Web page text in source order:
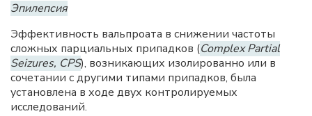
Эпилепсия
Эффективность вальпроата в снижении частоты
сложных парциальных припадков (Complex Partial
Seizures, CPS), возникающих изолированно или в
сочетании с другими типами припадков, была
установлена в ходе двух контролируемых
исследований.